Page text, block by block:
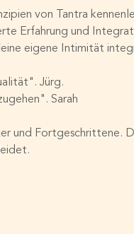
von Tantra
Erfahrung und
eigene Intimität
Jürg.
Sarah
und Fortgeschrittene.